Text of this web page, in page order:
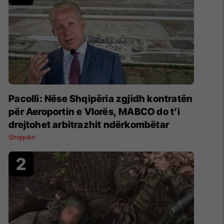
Pacolli: Nëse Shqipëria zgjidh kontratën
për Aeroportin e Vlorës, MABCO do t’i
drejtohet arbitrazhit ndërkombëtar
Shqipëri